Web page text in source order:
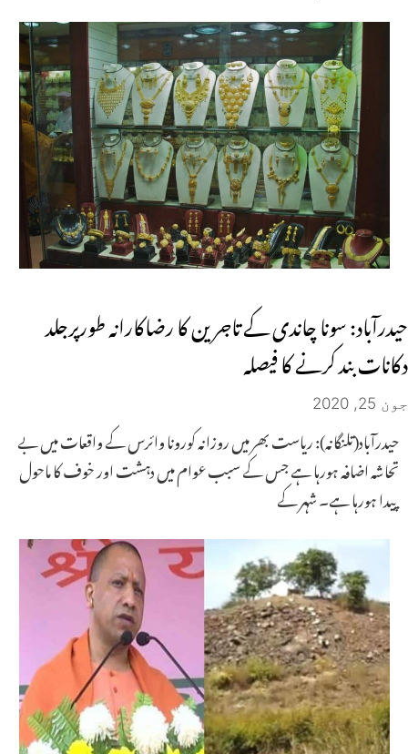
حیدرآباد: سونا چاندی کے تاجرین کا رضاکارانہ طورپرجلد
دکانات بند کرنے کا فیصلہ
جون 25, 2020
حیدرآباد(تلنگانہ): ریاست بھر میں روزانہ کورونا وائرس کے واقعات میں بے
تحاشہ اضافہ ہورہا ہے جس کے سبب عوام میں دہشت اور خوف کا ماحول
پیدا ہورہا ہے۔ شہر کے